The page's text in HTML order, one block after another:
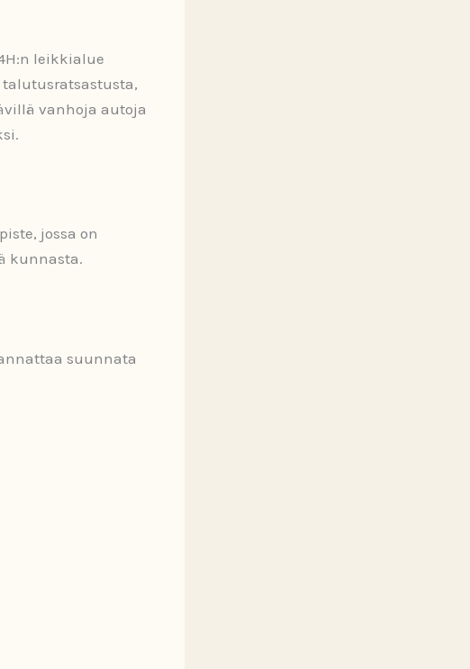
leikkialue
vanhoja autoja
jossa on
kunnasta.
suunnata